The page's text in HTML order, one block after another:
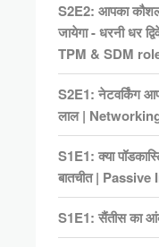
S2E2: आपका
जायेगा - धरनी धर
TPM & SDM
S2E1: नेटवर्किंग
लाल |
S1E1: क्या
बातचीत |
S1E1: सैंतीस का